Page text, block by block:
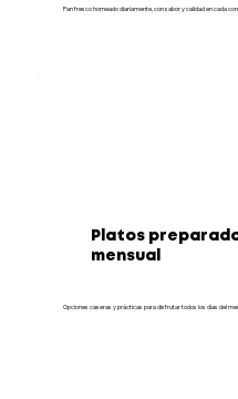
Pan fresco horneado diariamente, con sabor y calidad en cada
Platos
mensual
Opciones caseras y prácticas para disfrutar todos los días del mes.